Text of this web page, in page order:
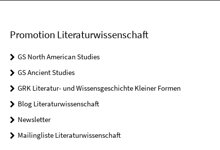
Promotion Literaturwissenschaft
GS North American Studies
GS Ancient Studies
GRK Literatur- und Wissensgeschichte Kleiner Formen
Blog Literaturwissenschaft
Newsletter
Mailingliste Literaturwissenschaft